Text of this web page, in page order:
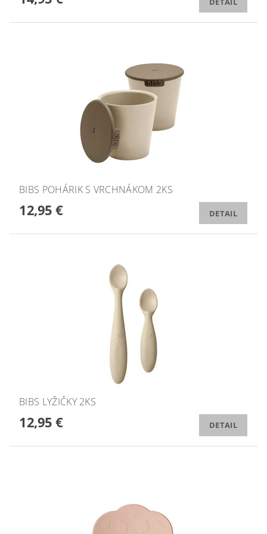
BIBS POHÁRIK S VRCHNÁKOM 2KS
12,95 € DETAIL
BIBS LYŽIČKY 2KS
12,95 € DETAIL